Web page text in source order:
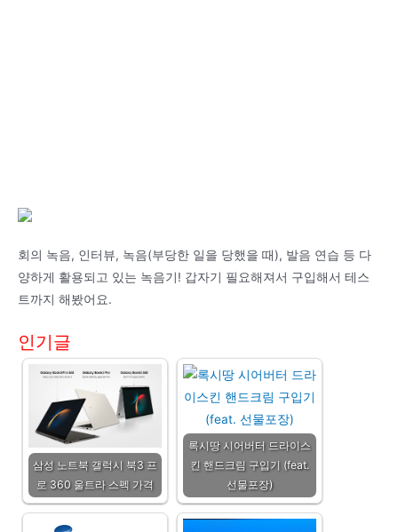
회의 녹음, 인터뷰, 녹음(부당한 일을 당했을 때), 발음 연습 등 다
양하게 활용되고 있는 녹음기! 갑자기 필요해져서 구입해서 테스
트까지 해봤어요.
인기글
삼성 노트북 갤럭시 북3 프
로 360 울트라 스펙 가격
록시땅 시어버터 드라이스
킨 핸드크림 구입기 (feat.
선물포장)